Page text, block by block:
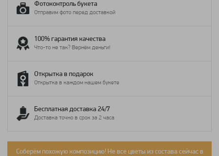
Фотоконтроль букета
Отправим фото перед доставкой
100% гарантия качества
Что-то не так? Вернём деньги!
Открытка в подарок
Открытка в каждом нашем букете
Бесплатная доставка 24/7
Доставка точно в срок за 2 часа
Соберём похожую композицию! Не все цветы из состава сейчас в